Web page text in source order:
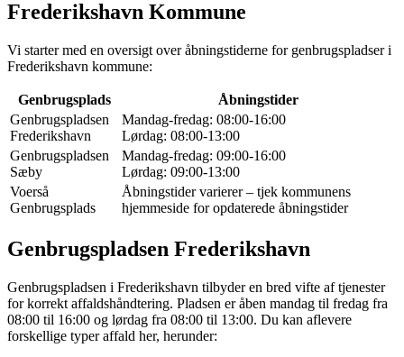
Frederikshavn Kommune
Vi starter med en oversigt over åbningstiderne for genbrugspladser i
Frederikshavn kommune:
Genbrugsplads
Åbningstider
Genbrugspladsen
Frederikshavn
Mandag-fredag: 08:00-16:00
Lørdag: 08:00-13:00
Genbrugspladsen
Sæby
Mandag-fredag: 09:00-16:00
Lørdag: 09:00-13:00
Voerså
Genbrugsplads
Åbningstider varierer – tjek kommunens
hjemmeside for opdaterede åbningstider
Genbrugspladsen Frederikshavn
Genbrugspladsen i Frederikshavn tilbyder en bred vifte af tjenester
for korrekt affaldshåndtering. Pladsen er åben mandag til fredag fra
08:00 til 16:00 og lørdag fra 08:00 til 13:00. Du kan aflevere
forskellige typer affald her, herunder: